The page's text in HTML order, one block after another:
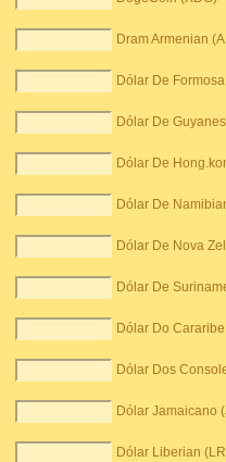
Dram Armenian
Dólar De
Dólar De
Dólar De
Dólar De
Dólar De Nova
Dólar De
Dólar Do
Dólar Dos
Dólar Jamaicano
Dólar Liberian